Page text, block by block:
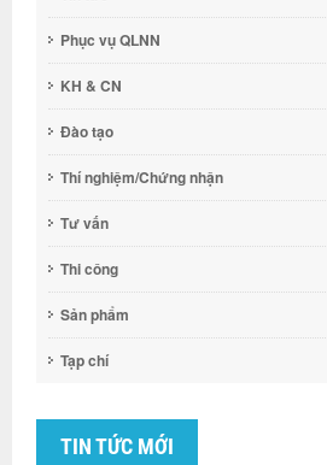
Phục vụ QLNN
KH & CN
Đào tạo
Thí nghiệm/Chứng nhận
Tư vấn
Thi công
Sản phẩm
Tạp chí
TIN TỨC MỚI